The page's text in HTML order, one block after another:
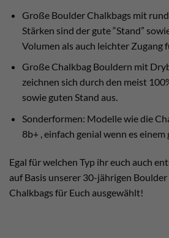
Große Boulder Chalkbags mit
Stärken sind der gute “Stand”
Volumen als auch leichter Zugang
Große Chalkbag Bouldern mit
zeichnen sich durch den meist
sowie guten Stand aus.
Sonderformen: Modelle wie die
8b+ , einfach genial wenn es einem
Egal für welchen Typ ihr euch auch
auf Basis unserer 30-jährigen
Chalkbags für Euch ausgewählt!